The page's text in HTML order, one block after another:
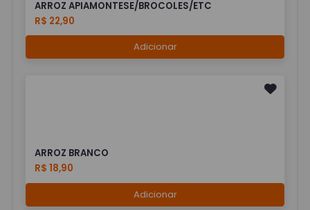
ARROZ APIAMONTESE/BROCOLES/ETC
R$ 22,90
Adicionar
ARROZ BRANCO
R$ 18,90
Adicionar